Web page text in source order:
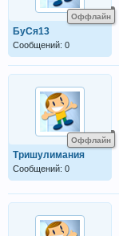
Оффлайн
БуСя13
Сообщений: 0
Оффлайн
Тришулимания
Сообщений: 0